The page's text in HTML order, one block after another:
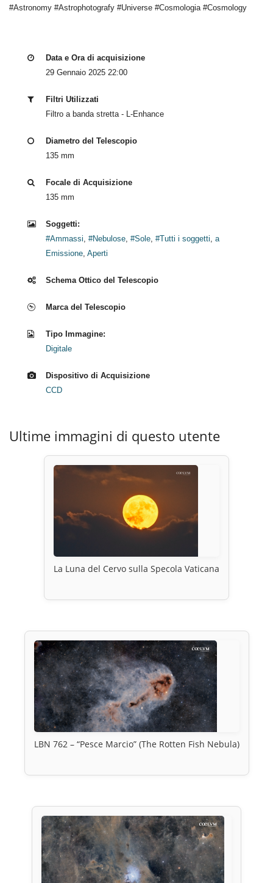
#Astronomy #Astrophotografy #Universe #Cosmologia #Cosmology
Data e Ora di acquisizione
29 Gennaio 2025 22:00
Filtri Utilizzati
Filtro a banda stretta - L-Enhance
Diametro del Telescopio
135 mm
Focale di Acquisizione
135 mm
Soggetti:
#Ammassi #Nebulose #Sole #Tutti i soggetti a
Emissione Aperti
Schema Ottico del Telescopio
Marca del Telescopio
Tipo Immagine:
Digitale
Dispositivo di Acquisizione
CCD
Ultime immagini di questo utente
La Luna del Cervo sulla Specola Vaticana
LBN 762 – “Pesce Marcio” (The Rotten Fish Nebula)